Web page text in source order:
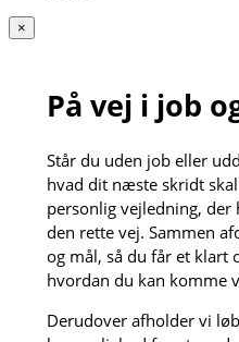
×
På vej i job
Står du uden job eller
hvad dit næste skridt
personlig vejledning,
den rette vej. Sammen
og mål, så du får et klart
hvordan du kan komme
Derudover afholder vi